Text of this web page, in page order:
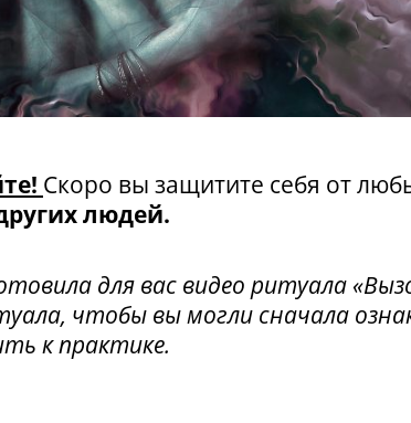
Скоро вы защитите себя от
людей.
для вас видео ритуала
чтобы вы могли сначала
к практике.